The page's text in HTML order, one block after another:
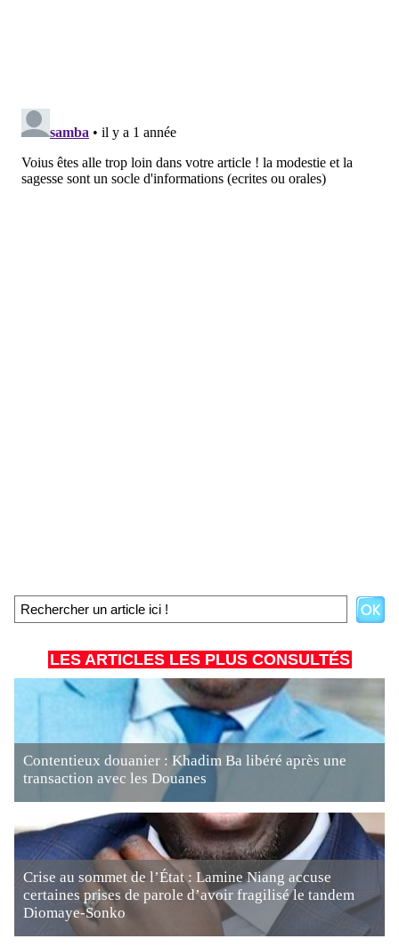
LES ARTICLES LES PLUS CONSULTÉS
Contentieux douanier : Khadim Ba libéré après une
transaction avec les Douanes
Crise au sommet de l’État : Lamine Niang accuse
certaines prises de parole d’avoir fragilisé le tandem
Diomaye-Sonko